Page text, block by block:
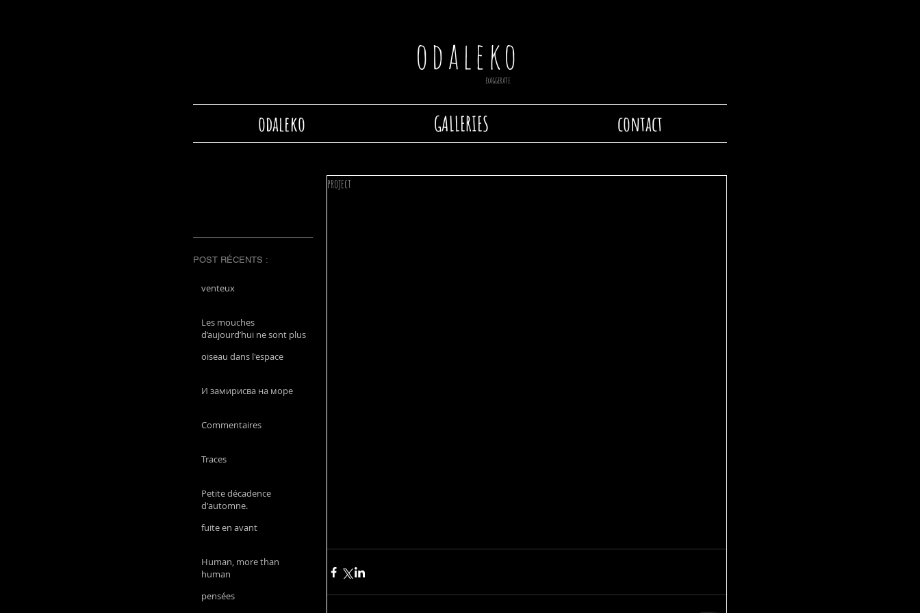
odaleko
exaggerate.
odaleko GALLERIES contact
venteux
Les mouches
d’aujourd’hui ne sont plus
mouches d’autrefois
oiseau dans l'espace
И замирисва на море
Commentaires
Traces
Petite décadence
d'automne.
fuite en avant
Human, more than
human
pensées
POST RÉCENTS :
project